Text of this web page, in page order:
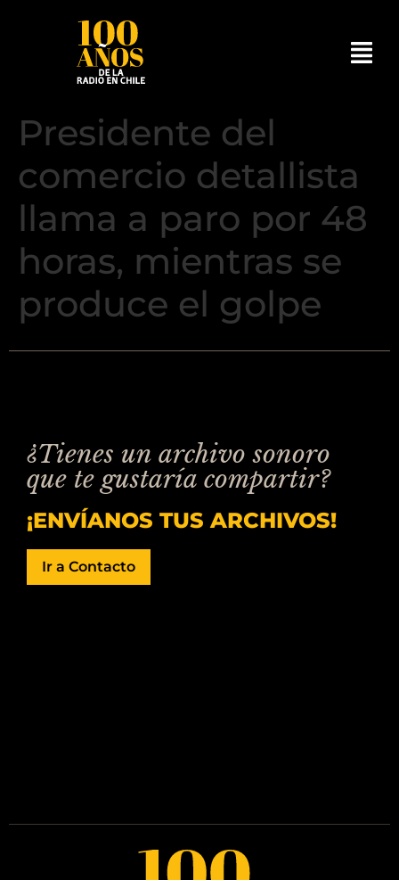
Presidente del
comercio detallista
llama a paro por 48
horas, mientras se
produce el golpe
¿Tienes un archivo sonoro
que te gustaría compartir?
¡ENVÍANOS TUS ARCHIVOS!
Ir a Contacto